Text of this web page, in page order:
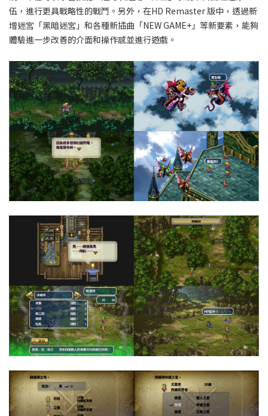
伍，進行更具戰略性的戰鬥。另外，在HD Remaster 版中，透過新
增迷宮「黑暗迷宮」和各種新插曲「NEW GAME+」等新要素，能夠
體驗進一步改善的介面和操作感並進行遊戲。